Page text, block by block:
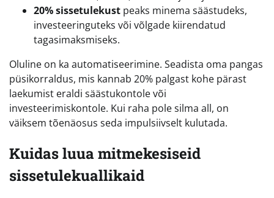
20% sissetulekust peaks minema säästudeks,
investeeringuteks või võlgade kiirendatud
tagasimaksmiseks.
Oluline on ka automatiseerimine. Seadista oma pangas
püsikorraldus, mis kannab 20% palgast kohe pärast
laekumist eraldi säästukontole või
investeerimiskontole. Kui raha pole silma all, on
väiksem tõenäosus seda impulsiivselt kulutada.
Kuidas luua mitmekesiseid
sissetulekuallikaid